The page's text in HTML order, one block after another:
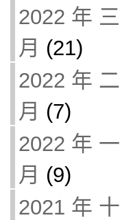
2022 年 三
月 (21)
2022 年 二
月 (7)
2022 年 一
月 (9)
2021 年 十